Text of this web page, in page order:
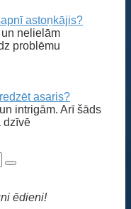
astoņkājis?
nelielām
problēmu
asaris?
intrigām. Arī šāds
dzīvē
ēdieni!